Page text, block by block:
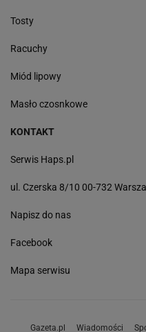
Tosty
Racuchy
Miód lipowy
Masło czosnkowe
KONTAKT
Serwis Haps.pl
ul. Czerska 8/10 00-732
Napisz do nas
Facebook
Mapa serwisu
Gazeta.pl Wiadomości